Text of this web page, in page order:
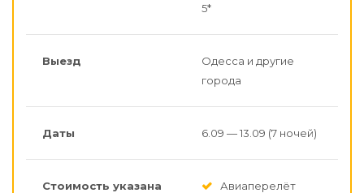
5*
Выезд
Одесса и другие
города
Даты 6.09 — 13.09 (7 ночей)
Стоимость указана
Авиаперелёт